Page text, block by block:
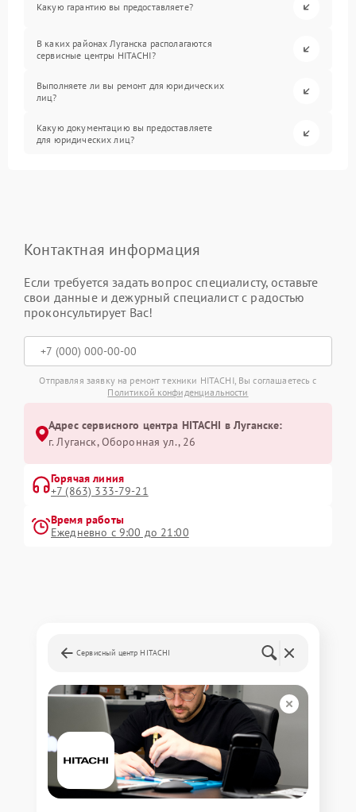
Какую гарантию вы предоставляете?
В каких районах Луганска располагаются
сервисные центры HITACHI?
Выполняете ли вы ремонт для юридических
лиц?
Какую документацию вы предоставляете
для юридических лиц?
Контактная информация
Если требуется задать вопрос специалисту, оставьте
свои данные и дежурный специалист с радостью
проконсультирует Вас!
Отправляя заявку на ремонт техники HITACHI, Вы соглашаетесь с
Политикой конфиденциальности
Адрес сервисного центра HITACHI в Луганске:
г. Луганск, Оборонная ул., 26
Горячая линия
+7 (863) 333-79-21
Время работы
Ежедневно с 9:00 до 21:00
Сервисный центр HITACHI